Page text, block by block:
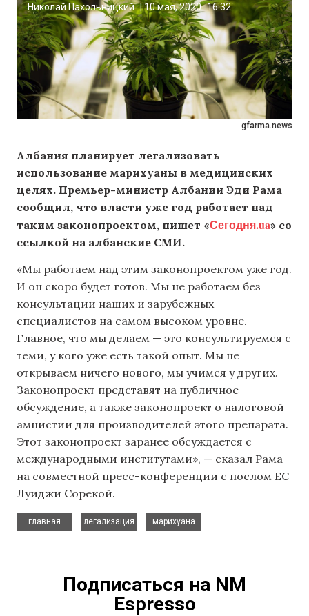
gfarma.news
Николай Пахольницкий |10 мая, 2020 16:32
Албания планирует легализовать
использование марихуаны в медицинских
целях. Премьер-министр Албании Эди Рама
сообщил, что власти уже год работает над
таким законопроектом, пишет «Сегодня.ua» со
ссылкой на албанские СМИ.
«Мы работаем над этим законопроектом уже год.
И он скоро будет готов. Мы не работаем без
консультации наших и зарубежных
специалистов на самом высоком уровне.
Главное, что мы делаем — это консультируемся с
теми, у кого уже есть такой опыт. Мы не
открываем ничего нового, мы учимся у других.
Законопроект представят на публичное
обсуждение, а также законопроект о налоговой
амнистии для производителей этого препарата.
Этот законопроект заранее обсуждается с
международными институтами», — сказал Рама
на совместной пресс-конференции с послом ЕС
Луиджи Сорекой.
главная
легализация
марихуана
Подписаться на NM
Espresso